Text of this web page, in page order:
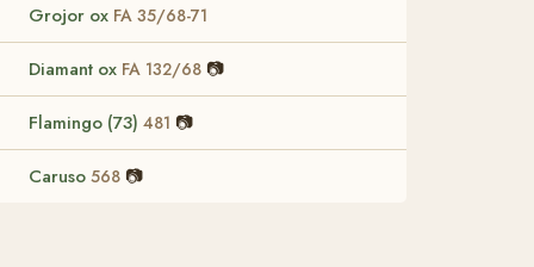
Grojor ox FA 35/68-71
Diamant ox FA 132/68 📷
Flamingo (73) 481 📷
Caruso 568 📷